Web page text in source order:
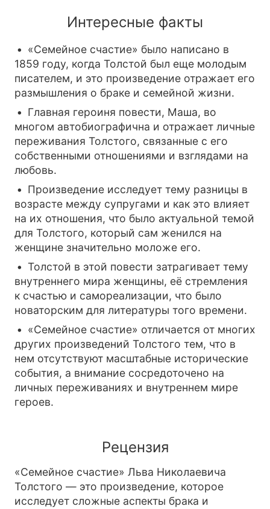
Интересные факты
«Семейное счастие» было написано в
1859 году, когда Толстой был еще молодым
писателем, и это произведение отражает его
размышления о браке и семейной жизни.
Главная героиня повести, Маша, во
многом автобиографична и отражает личные
переживания Толстого, связанные с его
собственными отношениями и взглядами на
любовь.
Произведение исследует тему разницы в
возрасте между супругами и как это влияет
на их отношения, что было актуальной темой
для Толстого, который сам женился на
женщине значительно моложе его.
Толстой в этой повести затрагивает тему
внутреннего мира женщины, её стремления
к счастью и самореализации, что было
новаторским для литературы того времени.
«Семейное счастие» отличается от многих
других произведений Толстого тем, что в
нем отсутствуют масштабные исторические
события, а внимание сосредоточено на
личных переживаниях и внутреннем мире
героев.
Рецензия
«Семейное счастие» Льва Николаевича
Толстого — это произведение, которое
исследует сложные аспекты брака и